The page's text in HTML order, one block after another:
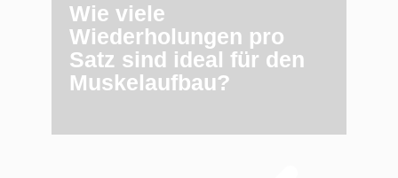
Wie viele
Wiederholungen pro
Satz sind ideal für den
Muskelaufbau?